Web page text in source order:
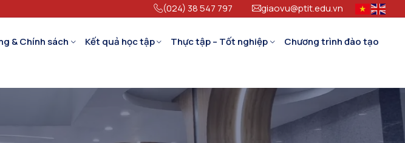
(024) 38 547 797 giaovu@ptit.edu.vn
& Chính sách Kết quả học tập Thực tập – Tốt nghiệp
Chương trình đào tạo